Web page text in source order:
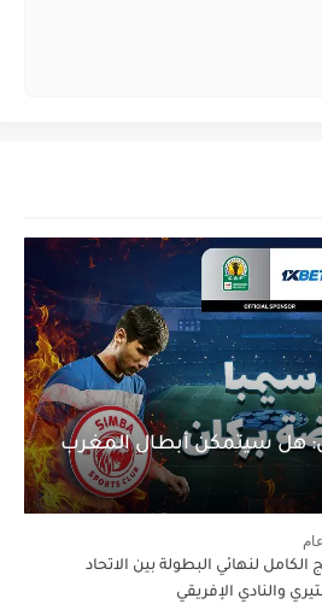
هل سيتمكن أبطال المغرب
الكامل لنهائي البطولة بين الاتحاد
والنادي الإفريقي